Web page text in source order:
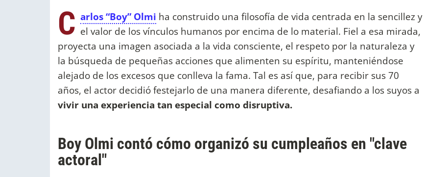
C arlos “Boy” Olmi ha construido una filosofía de vida centrada en la sencillez y
el valor de los vínculos humanos por encima de lo material. Fiel a esa mirada,
proyecta una imagen asociada a la vida consciente, el respeto por la naturaleza y
la búsqueda de pequeñas acciones que alimenten su espíritu, manteniéndose
alejado de los excesos que conlleva la fama. Tal es así que, para recibir sus 70
años, el actor decidió festejarlo de una manera diferente, desafiando a los suyos a
vivir una experiencia tan especial como disruptiva.
Boy Olmi contó cómo organizó su cumpleaños en "clave
actoral"